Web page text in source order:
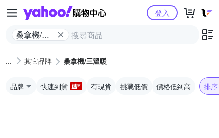
Yahoo購物中心
桑拿機/三
登入
其它品牌 桑拿機/三溫暖
品牌 快速到貨 有現貨 挑戰低價 價格低到高 排序